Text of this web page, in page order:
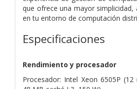
que ofrece una mayor simplicidad,
en tu entorno de computación
Especificaciones
Rendimiento y procesador
Procesador: Intel Xeon 6505P (12